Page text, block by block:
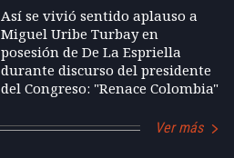
Así se vivió sentido aplauso a
Miguel Uribe Turbay en
posesión de De La Espriella
durante discurso del presidente
del Congreso: "Renace Colombia"
Ver más